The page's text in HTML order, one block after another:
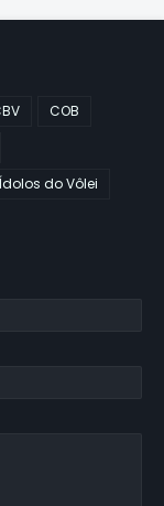
COB
Ídolos do Vôlei